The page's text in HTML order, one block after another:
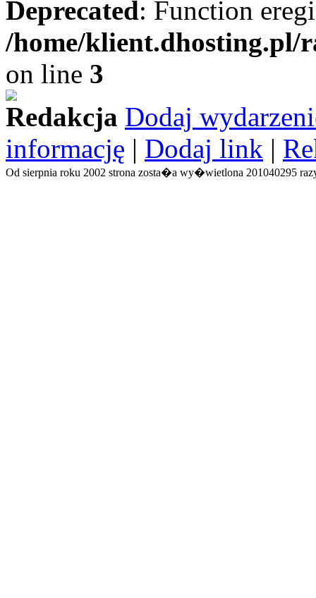
Deprecated: Function
/home/
on line 3
Redakcja Dodaj
informację | Dodaj link |
Od sierpnia roku 2002 strona zosta�a wy�wietlona 201040295